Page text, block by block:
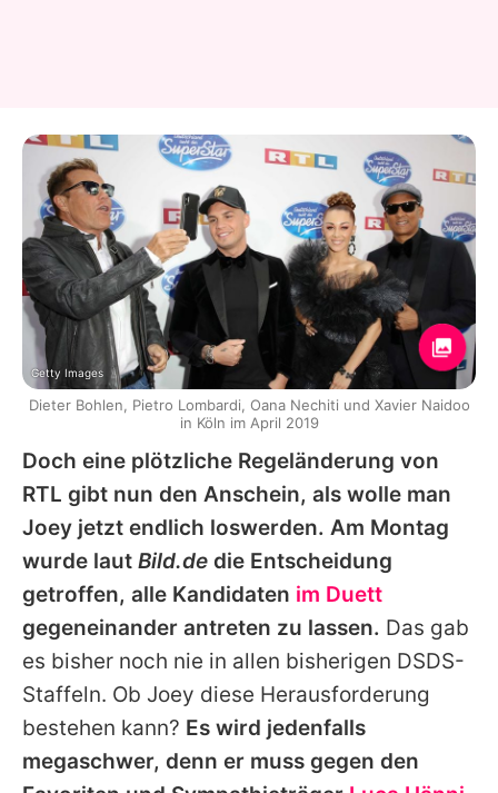
Doch eine plötzliche Regeländerung von
RTL gibt nun den Anschein, als wolle man
Joey jetzt endlich loswerden. Am Montag
wurde laut Bild.de die Entscheidung
getroffen, alle Kandidaten im Duett
gegeneinander antreten zu lassen. Das gab
es bisher noch nie in allen bisherigen DSDS-
Staffeln. Ob Joey diese Herausforderung
bestehen kann? Es wird jedenfalls
megaschwer, denn er muss gegen den
Getty Images
Dieter Bohlen, Pietro Lombardi, Oana Nechiti und Xavier Naidoo
in Köln im April 2019